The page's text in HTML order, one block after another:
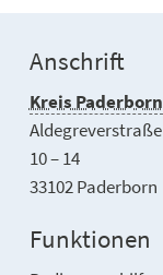
Anschrift
Kreis Paderborn
Aldegreverstraße
10 – 14
33102 Paderborn
Funktionen